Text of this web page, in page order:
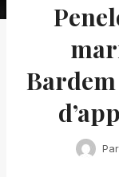
Bardem
Par